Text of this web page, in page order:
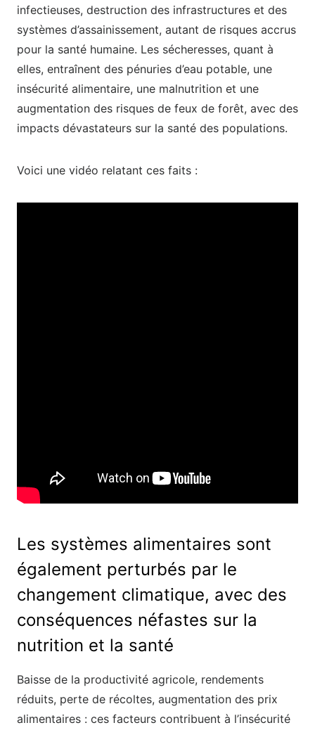
infectieuses, destruction des infrastructures et des
systèmes d’assainissement, autant de risques accrus
pour la santé humaine. Les sécheresses, quant à
elles, entraînent des pénuries d’eau potable, une
insécurité alimentaire, une malnutrition et une
augmentation des risques de feux de forêt, avec des
impacts dévastateurs sur la santé des populations.
Voici une vidéo relatant ces faits :
Les systèmes alimentaires sont
également perturbés par le
changement climatique, avec des
conséquences néfastes sur la
nutrition et la santé
Baisse de la productivité agricole, rendements
réduits, perte de récoltes, augmentation des prix
alimentaires : ces facteurs contribuent à l’insécurité